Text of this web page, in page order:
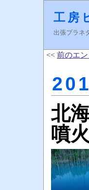
工房
出張プラネ
<< 前のエン
北
噴